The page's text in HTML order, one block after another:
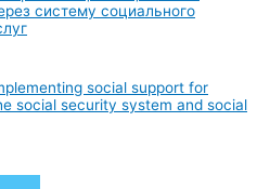
систему социального
social support for
social security system and social